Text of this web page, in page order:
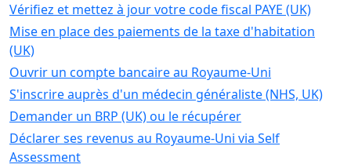
Vérifiez et mettez à jour votre code fiscal PAYE (UK)
Mise en place des paiements de la taxe d'habitation
(UK)
Ouvrir un compte bancaire au Royaume-Uni
S'inscrire auprès d'un médecin généraliste (NHS, UK)
Demander un BRP (UK) ou le récupérer
Déclarer ses revenus au Royaume-Uni via Self
Assessment